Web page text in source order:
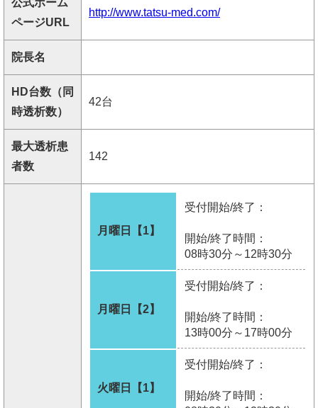
公式ホーム
ページURL
http://www.tatsu-med.com/
院長名
HD台数（同
時透析数）
42台
最大透析患
者数
142
月曜日【1】
受付開始/終了：
開始/終了時間：
08時30分～12時30分
月曜日【2】
受付開始/終了：
開始/終了時間：
13時00分～17時00分
火曜日【1】
受付開始/終了：
開始/終了時間：